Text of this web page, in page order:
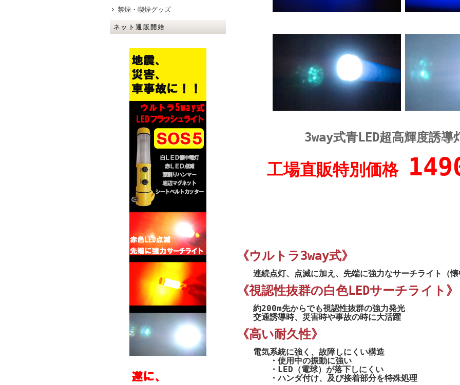
禁煙・喫煙グッズ
ネット通販開始
3way式青LED超高輝度誘導
工場直販特別価格
《ウルトラ3way式》
連続点灯、点滅に加え、先端に強力なサーチライト（懐
《視認性抜群の白色LEDサーチライト》
約200m先からでも視認性抜群の強力発光
交通誘導時、災害時や事故の時に大活躍
《高い耐久性》
電気系統に強く、故障しにくい構造
・使用中の振動に強い
・LED（電球）が落下しにくい
・ハンダ付け、及び接着部分を特殊処理